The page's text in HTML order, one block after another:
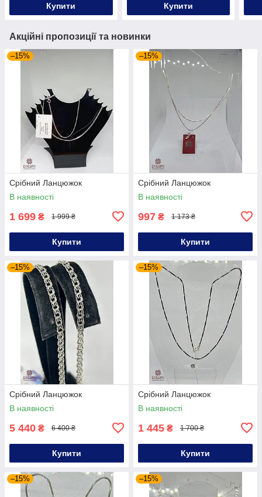
Купити Купити
Акційні пропозиції та новинки
–15%
Срібний Ланцюжок
В наявності
1 699 ₴ 1 999 ₴
Купити
–15%
Срібний Ланцюжок
В наявності
997 ₴ 1 173 ₴
Купити
–15%
Срібний Ланцюжок
В наявності
5 440 ₴ 6 400 ₴
Купити
–15%
Срібний Ланцюжок
В наявності
1 445 ₴ 1 700 ₴
Купити
–15% –15%